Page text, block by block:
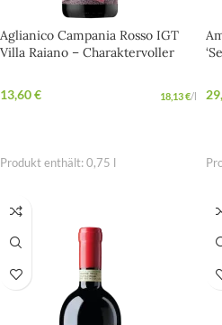
Aglianico Campania Rosso IGT
Villa Raiano – Charaktervoller
13,60€ 18,13€/l
Produkt enthält: 0,75